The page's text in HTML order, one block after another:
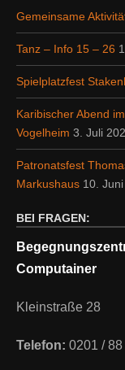
Gemeinsame
Tanz – Info 15 – 26
Spielplatzfest
Karibischer Abend
Vogelheim 3. Juli
Patronatsfest
Markushaus 10.
BEI FRAGEN:
Computainer
Kleinstraße 28
Telefon: 0201 /